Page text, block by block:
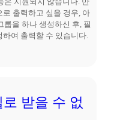
은 지원되지 않습니다. 만
출력하고 싶을 경우, 아
을 하나 생성하신 후, 필
여 출력할 수 있습니다.
받을 수 없